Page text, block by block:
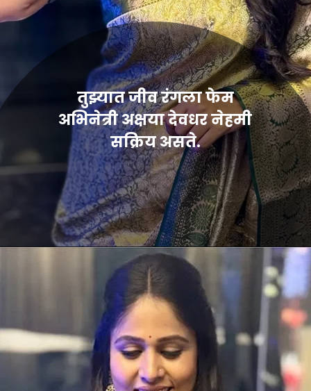
तुझ्यात जीव रंगला फेम
अभिनेत्री अक्षया देवधर नेहमी
सक्रिय असते.